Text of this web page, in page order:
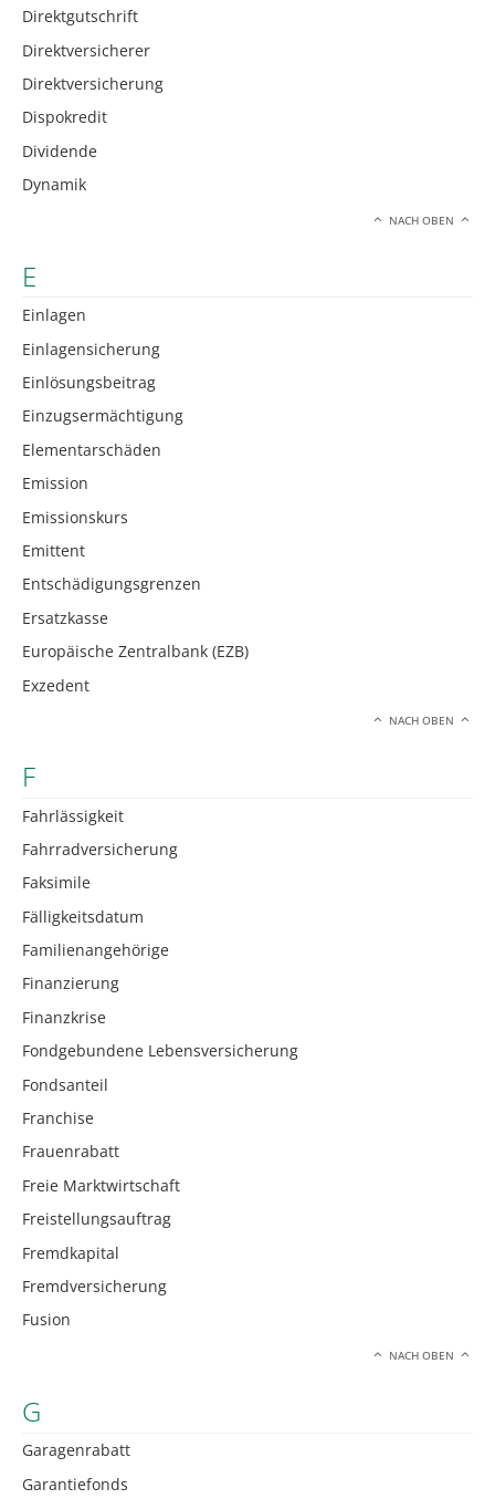
Direktgutschrift
Direktversicherer
Direktversicherung
Dispokredit
Dividende
Dynamik
NACH OBEN
E
Einlagen
Einlagensicherung
Einlösungsbeitrag
Einzugsermächtigung
Elementarschäden
Emission
Emissionskurs
Emittent
Entschädigungsgrenzen
Ersatzkasse
Europäische Zentralbank (EZB)
Exzedent
NACH OBEN
F
Fahrlässigkeit
Fahrradversicherung
Faksimile
Fälligkeitsdatum
Familienangehörige
Finanzierung
Finanzkrise
Fondgebundene Lebensversicherung
Fondsanteil
Franchise
Frauenrabatt
Freie Marktwirtschaft
Freistellungsauftrag
Fremdkapital
Fremdversicherung
Fusion
NACH OBEN
G
Garagenrabatt
Garantiefonds